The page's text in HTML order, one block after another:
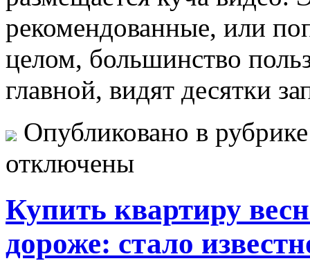
рекомендованные, или
целом, большинство
главной, видят десятки
Опубликовано в
отключены
Купить квартиру
дороже: стало